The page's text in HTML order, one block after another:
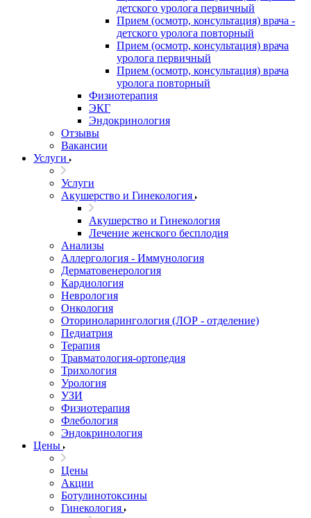
детского уролога первичный
Прием (осмотр, консультация) врача -
детского уролога повторный
Прием (осмотр, консультация) врача
уролога первичный
Прием (осмотр, консультация) врача
уролога повторный
Физиотерапия
ЭКГ
Эндокринология
Отзывы
Вакансии
Услуги
Услуги
Акушерство и Гинекология
Акушерство и Гинекология
Лечение женского бесплодия
Анализы
Аллергология - Иммунология
Дерматовенерология
Кардиология
Неврология
Онкология
Оториноларингология (ЛОР - отделение)
Педиатрия
Терапия
Травматология-ортопедия
Трихология
Урология
УЗИ
Физиотерапия
Флебология
Эндокринология
Цены
Цены
Акции
Ботулинотоксины
Гинекология